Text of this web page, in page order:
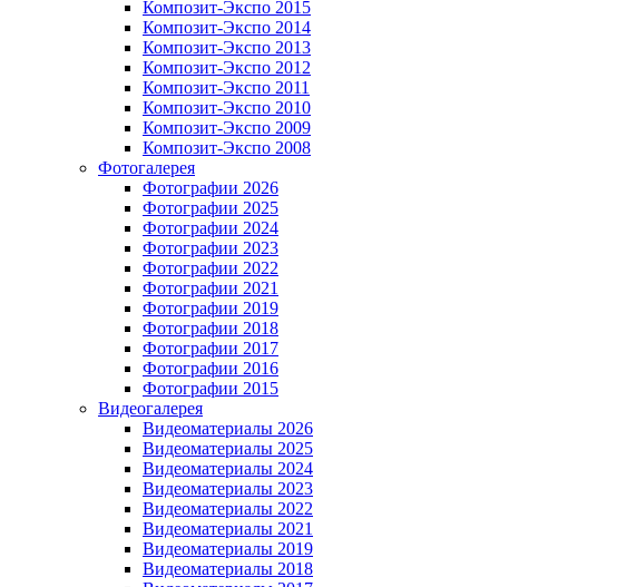
Композит-Экспо 2015
Композит-Экспо 2014
Композит-Экспо 2013
Композит-Экспо 2012
Композит-Экспо 2011
Композит-Экспо 2010
Композит-Экспо 2009
Композит-Экспо 2008
Фотогалерея
Фотографии 2026
Фотографии 2025
Фотографии 2024
Фотографии 2023
Фотографии 2022
Фотографии 2021
Фотографии 2019
Фотографии 2018
Фотографии 2017
Фотографии 2016
Фотографии 2015
Видеогалерея
Видеоматериалы 2026
Видеоматериалы 2025
Видеоматериалы 2024
Видеоматериалы 2023
Видеоматериалы 2022
Видеоматериалы 2021
Видеоматериалы 2019
Видеоматериалы 2018